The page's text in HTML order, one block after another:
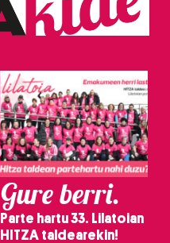
Gure berri.
Parte hartu 33. Lilatoian
HITZA taldearekin!